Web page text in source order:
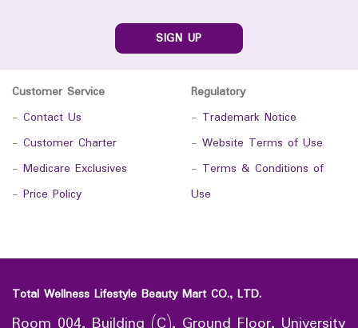
SIGN UP
Customer Service
- Contact Us
- Customer Charter
- Medicare Exclusives
- Price Policy
Regulatory
- Trademark Notice
- Website Terms of Use
- Terms & Conditions of
Use
Total Wellness Lifestyle Beauty Mart CO., LTD.